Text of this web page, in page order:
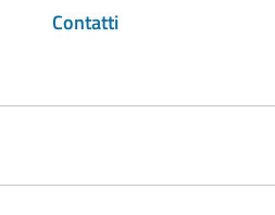
Contatti